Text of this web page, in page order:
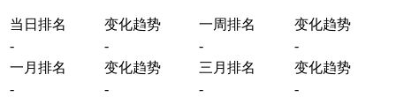
当日排名 变化趋势 一周排名
变化趋势
-
- -
-
一月排名
变化趋势 三月排名
变化趋势
-
- - -